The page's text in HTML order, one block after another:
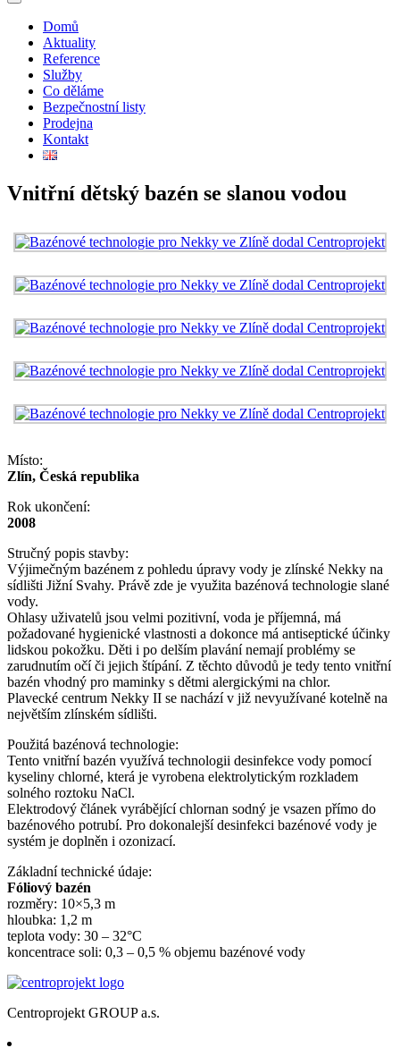
Domů
Aktuality
Reference
Služby
Co děláme
Bezpečnostní listy
Prodejna
Kontakt
Vnitřní dětský bazén se slanou vodou
Místo:
Zlín, Česká republika
Rok ukončení:
2008
Stručný popis stavby:
Výjimečným bazénem z pohledu úpravy vody je zlínské Nekky na
sídlišti Jižní Svahy. Právě zde je využita bazénová technologie slané
vody.
Ohlasy uživatelů jsou velmi pozitivní, voda je příjemná, má
požadované hygienické vlastnosti a dokonce má antiseptické účinky
lidskou pokožku. Děti i po delším plavání nemají problémy se
zarudnutím očí či jejich štípání. Z těchto důvodů je tedy tento vnitřní
bazén vhodný pro maminky s dětmi alergickými na chlor.
Plavecké centrum Nekky II se nachází v již nevyužívané kotelně na
největším zlínském sídlišti.
Použitá bazénová technologie:
Tento vnitřní bazén využívá technologii desinfekce vody pomocí
kyseliny chlorné, která je vyrobena elektrolytickým rozkladem
solného roztoku NaCl.
Elektrodový článek vyrábějící chlornan sodný je vsazen přímo do
bazénového potrubí. Pro dokonalejší desinfekci bazénové vody je
systém je doplněn i ozonizací.
Základní technické údaje:
Fóliový bazén
rozměry: 10×5,3 m
hloubka: 1,2 m
teplota vody: 30 – 32°C
koncentrace soli: 0,3 – 0,5 % objemu bazénové vody
Centroprojekt GROUP a.s.